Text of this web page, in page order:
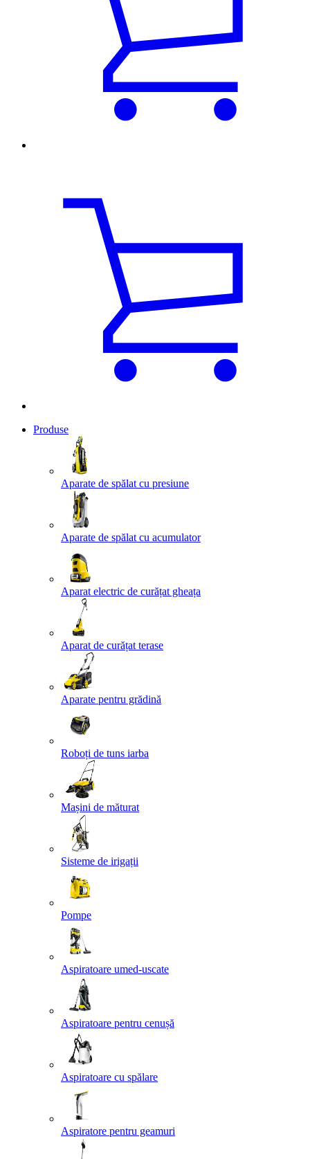
Produse
Aparate de spălat cu presiune
Aparate de spălat cu acumulator
Aparat electric de curățat gheața
Aparat de curățat terase
Aparate pentru grădină
Roboți de tuns iarba
Mașini de măturat
Sisteme de irigații
Pompe
Aspiratoare umed-uscate
Aspiratoare pentru cenușă
Aspiratoare cu spălare
Aspiratore pentru geamuri